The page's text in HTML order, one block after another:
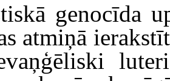
genocīda
atmiņā